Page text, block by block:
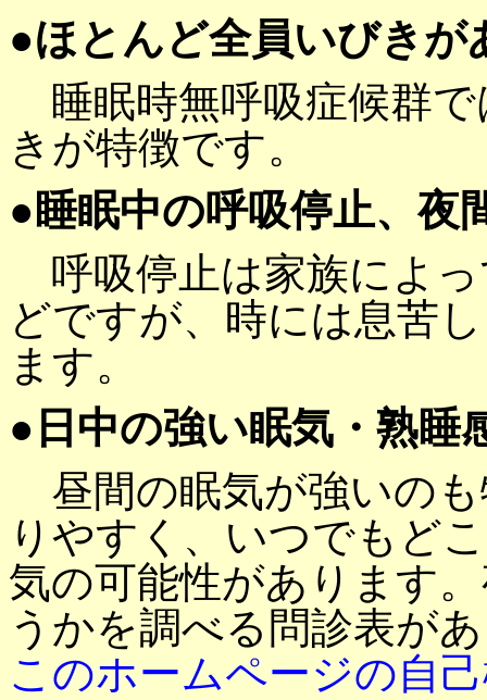
●ほとんど全員いびきが
睡眠時無呼吸症候群
きが特徴です。
●睡眠中の呼吸停止、夜
呼吸停止は家族によ
どですが、時には息苦
ます。
●日中の強い眠気・熟睡
昼間の眠気が強いの
りやすく、いつでもど
気の可能性があります
うかを調べる問診表が
このホームページの自